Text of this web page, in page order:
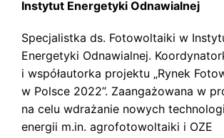
w
t
e
l
s
k
i
Instytut Energetyki Odnawialnej
Specjalistka ds. Fotowoltaiki w
Energetyki Odnawialnej.
i współautorka projektu „Rynek
w Polsce 2022”. Zaangażowana w
na celu wdrażanie nowych
energii m.in. agrofotowoltaiki i OZE